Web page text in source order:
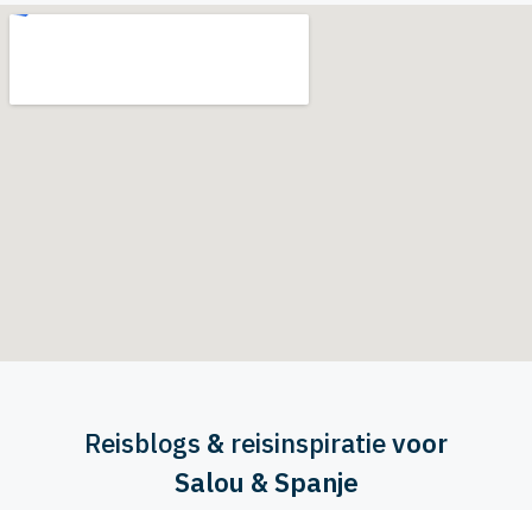
Reisblogs & reisinspiratievoor
Salou & Spanje